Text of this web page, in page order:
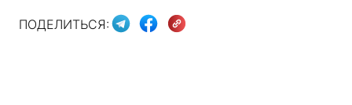
ПОДЕЛИТЬСЯ: